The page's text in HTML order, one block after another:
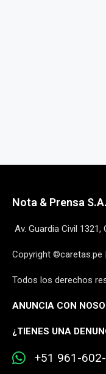
Nota & Prensa
Av. Guardia Civil
Copyright ©caretas.pe
Todos los derechos
ANUNCIA CON
¿TIENES UNA
+51 961-